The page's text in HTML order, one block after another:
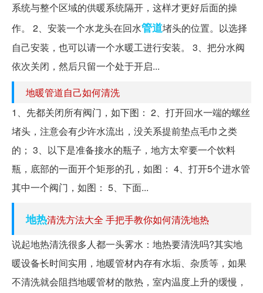
系统与整个区域的供暖系统隔开，这样才更好后面的操
作。 2、安装一个水龙头在回水管道堵头的位置。以选择
自己安装，也可以请一个水暖工进行安装。 3、把分水阀
依次关闭，然后只留一个处于开启...
地暖管道自己如何清洗
1、先都关闭所有阀门，如下图： 2、打开回水一端的螺丝
堵头，注意会有少许水流出，没关系提前垫点毛巾之类
的； 3、以下是准备接水的瓶子，地方太窄要一个饮料
瓶，底部的一面开个矩形的孔，如图： 4、打开5个进水管
其中一个阀门，如图： 5、下面...
地热清洗方法大全 手把手教你如何清洗地热
说起地热清洗很多人都一头雾水：地热要清洗吗?其实地
暖设备长时间实用，地暖管材内存有水垢、杂质等，如果
不清洗就会阻挡地暖管材的散热，室内温度上升的缓慢，